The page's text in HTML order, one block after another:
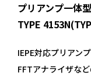
プリアンプ一体
TYPE
IEPE対応プリアン
FFTアナライザな